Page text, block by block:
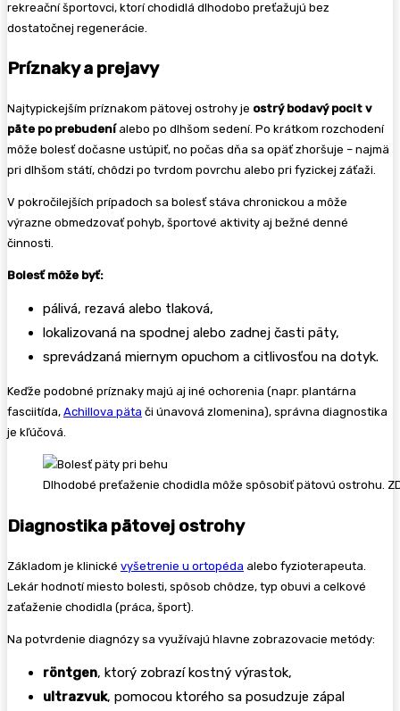
rekreační športovci, ktorí chodidlá dlhodobo preťažujú bez
dostatočnej regenerácie.
Príznaky a prejavy
Najtypickejším príznakom pätovej ostrohy je ostrý bodavý pocit v
päte po prebudeníalebo po dlhšom sedení. Po krátkom rozchodení
môže bolesť dočasne ustúpiť, no počas dňa sa opäť zhoršuje – najmä
pri dlhšom státí, chôdzi po tvrdom povrchu alebo pri fyzickej záťaži.
V pokročilejších prípadoch sa bolesť stáva chronickou a môže
výrazne obmedzovať pohyb, športové aktivity aj bežné denné
činnosti.
Bolesť môže byť:
pálivá, rezavá alebo tlaková,
lokalizovaná na spodnej alebo zadnej časti päty,
sprevádzaná miernym opuchom a citlivosťou na dotyk.
Keďže podobné príznaky majú aj iné ochorenia (napr. plantárna
fasciitída, Achillova päta či únavová zlomenina), správna diagnostika
je kľúčová.
Dlhodobé preťaženie chodidla môže spôsobiť pätovú ostrohu.
Diagnostika pätovej ostrohy
Základom je klinické vyšetrenie u ortopéda alebo fyzioterapeuta.
Lekár hodnotí miesto bolesti, spôsob chôdze, typ obuvi a celkové
zaťaženie chodidla (práca, šport).
Na potvrdenie diagnózy sa využívajú hlavne zobrazovacie metódy:
röntgen, ktorý zobrazí kostný výrastok,
ultrazvuk, pomocou ktorého sa posudzuje zápal